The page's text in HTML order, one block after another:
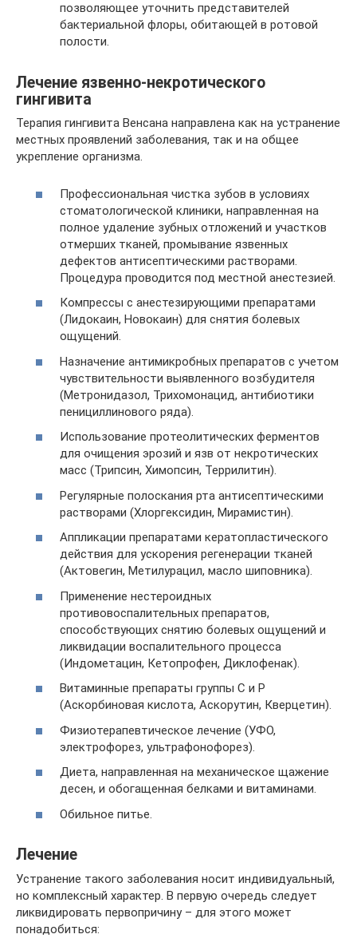
позволяющее уточнить представителей
бактериальной флоры, обитающей в ротовой
полости.
Лечение язвенно-некротического
гингивита
Терапия гингивита Венсана направлена как на устранение
местных проявлений заболевания, так и на общее
укрепление организма.
Профессиональная чистка зубов в условиях
стоматологической клиники, направленная на
полное удаление зубных отложений и участков
отмерших тканей, промывание язвенных
дефектов антисептическими растворами.
Процедура проводится под местной анестезией.
Компрессы с анестезирующими препаратами
(Лидокаин, Новокаин) для снятия болевых
ощущений.
Назначение антимикробных препаратов с учетом
чувствительности выявленного возбудителя
(Метронидазол, Трихомонацид, антибиотики
пенициллинового ряда).
Использование протеолитических ферментов
для очищения эрозий и язв от некротических
масс (Трипсин, Химопсин, Террилитин).
Регулярные полоскания рта антисептическими
растворами (Хлоргексидин, Мирамистин).
Аппликации препаратами кератопластического
действия для ускорения регенерации тканей
(Актовегин, Метилурацил, масло шиповника).
Применение нестероидных
противовоспалительных препаратов,
способствующих снятию болевых ощущений и
ликвидации воспалительного процесса
(Индометацин, Кетопрофен, Диклофенак).
Витаминные препараты группы С и Р
(Аскорбиновая кислота, Аскорутин, Кверцетин).
Физиотерапевтическое лечение (УФО,
электрофорез, ультрафонофорез).
Диета, направленная на механическое щажение
десен, и обогащенная белками и витаминами.
Обильное питье.
Лечение
Устранение такого заболевания носит индивидуальный,
но комплексный характер. В первую очередь следует
ликвидировать первопричину – для этого может
понадобиться: